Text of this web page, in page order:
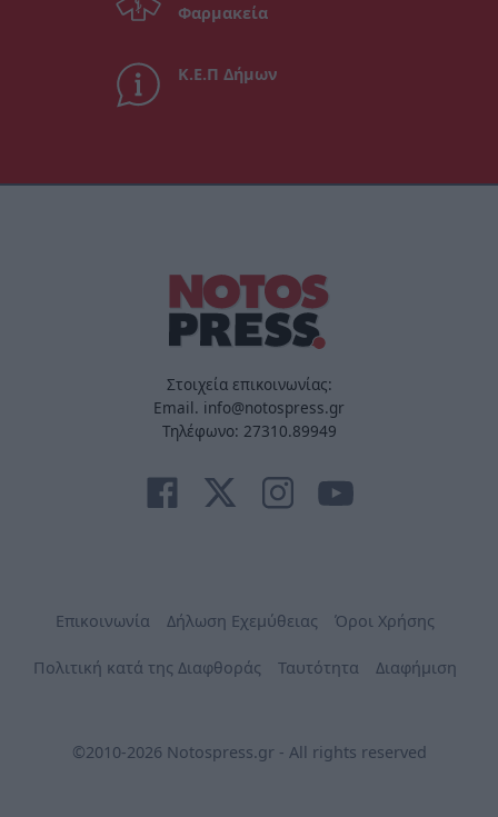
Φαρμακεία
Κ.Ε.Π Δήμων
Στοιχεία επικοινωνίας:
Email. info@notospress.gr
Τηλέφωνο: 27310.89949
Επικοινωνία Δήλωση Εχεμύθειας Όροι Χρήσης
Πολιτική κατά της Διαφθοράς Ταυτότητα Διαφήμιση
©2010-2026 Notospress.gr - All rights reserved